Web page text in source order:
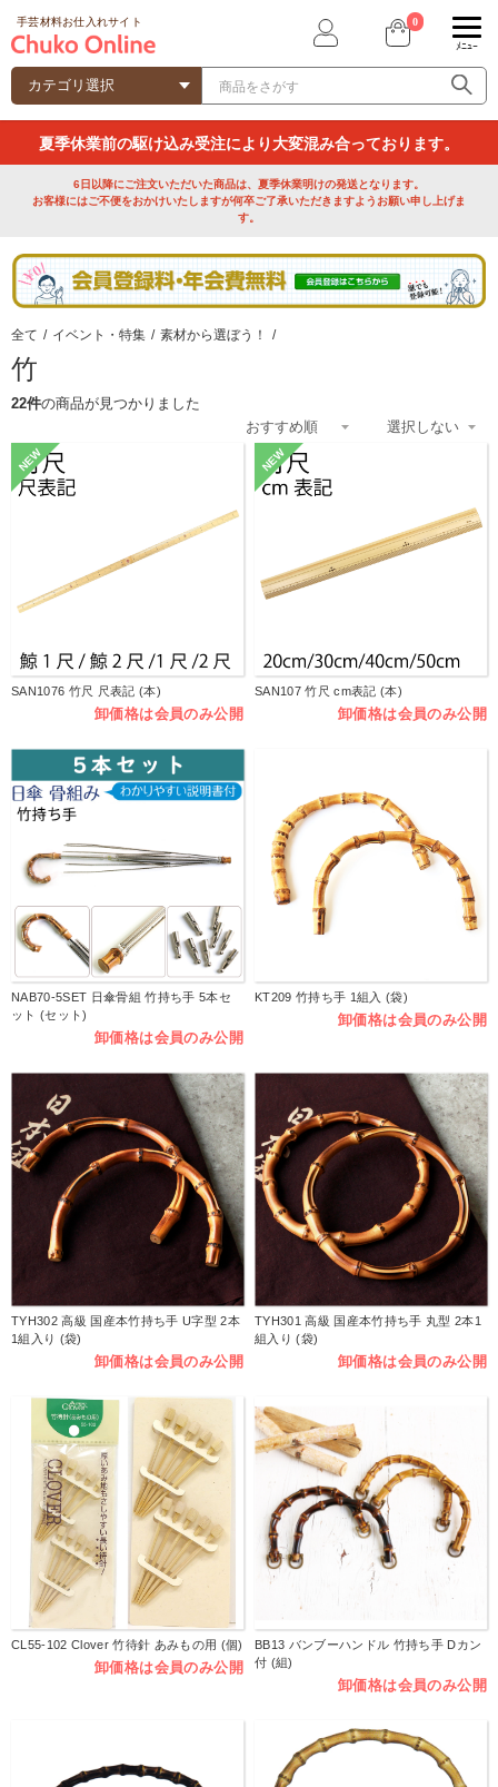
手芸材料お仕入れサイト 0
ﾒﾆｭｰ
夏季休業前の駆け込み受注により大変混み合っております。
6日以降にご注文いただいた商品は、夏季休業明けの発送となります。
お客様にはご不便をおかけいたしますが何卒ご了承いただきますようお願い申し上げま
す。
全て / イベント・特集 / 素材から選ぼう！ /
竹
22件の商品が見つかりました
NEW
SAN1076 竹尺 尺表記 (本)
卸価格は会員のみ公開
NEW
SAN107 竹尺 cm表記 (本)
卸価格は会員のみ公開
NAB70-5SET 日傘骨組 竹持ち手 5本セ
ット (セット)
卸価格は会員のみ公開
KT209 竹持ち手 1組入 (袋)
卸価格は会員のみ公開
TYH302 高級 国産本竹持ち手 U字型 2本
1組入り (袋)
卸価格は会員のみ公開
TYH301 高級 国産本竹持ち手 丸型 2本1
組入り (袋)
卸価格は会員のみ公開
CL55-102 Clover 竹待針 あみもの用 (個)
卸価格は会員のみ公開
BB13 バンブーハンドル 竹持ち手 Dカン
付 (組)
卸価格は会員のみ公開